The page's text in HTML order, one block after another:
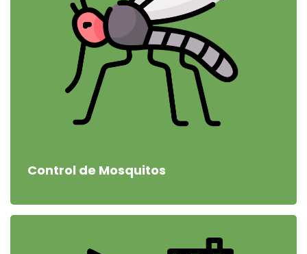
Control de Mosquitos